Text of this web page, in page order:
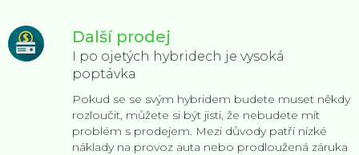
Další prodej
I po ojetých hybridech je vysoká
poptávka
Pokud se se svým hybridem budete muset někdy
rozloučit, můžete si být jisti, že nebudete mít
problém s prodejem. Mezi důvody patří nízké
náklady na provoz auta nebo prodloužená záruka